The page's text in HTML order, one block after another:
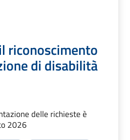
riconoscimento
di disabilità
delle richieste è
2026